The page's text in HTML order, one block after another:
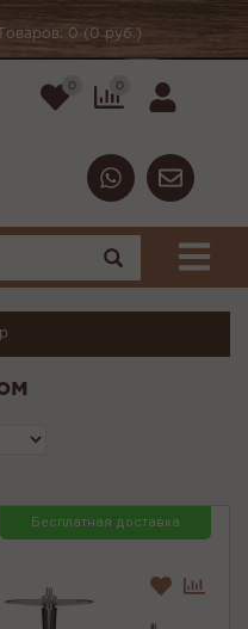
Товаров: 0 (0 руб.)
0 0
Бесплатная доставка